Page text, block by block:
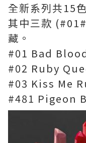
全新系列共15
其中三款
藏。
#01 Bad
#02 Ruby
#03 Kiss Me
#481 Pigeon